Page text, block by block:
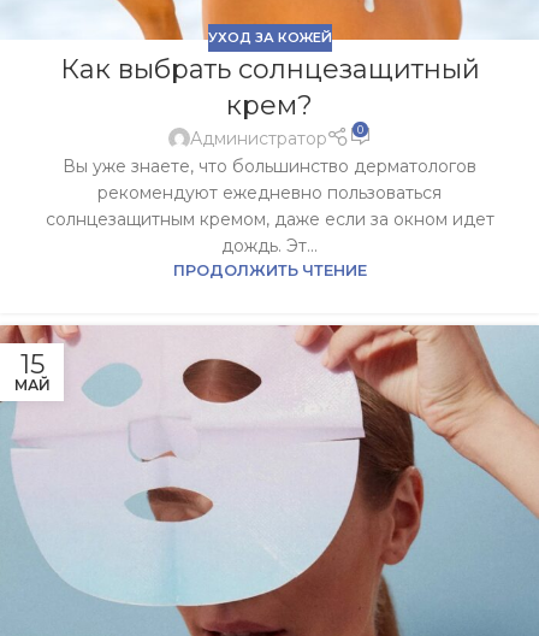
УХОД ЗА КОЖЕЙ
Как выбрать солнцезащитный
крем?
Администратор 0
Вы уже знаете, что большинство дерматологов
рекомендуют ежедневно пользоваться
солнцезащитным кремом, даже если за окном идет
дождь. Эт...
ПРОДОЛЖИТЬ ЧТЕНИЕ
15
МАЙ